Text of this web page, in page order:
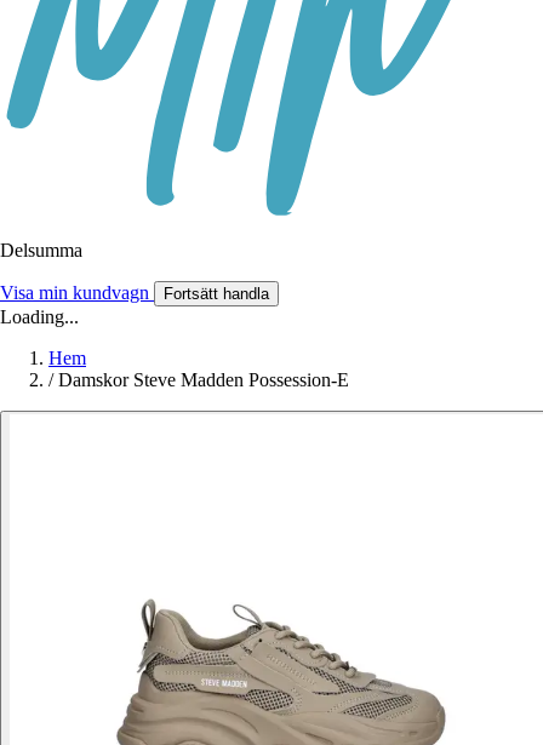
Delsumma
Visa min kundvagn Fortsätt handla
Loading...
Hem
/ Damskor Steve Madden Possession-E